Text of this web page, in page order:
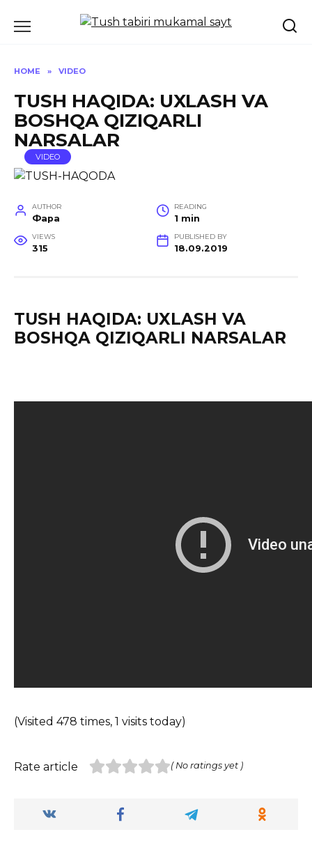
HOME » VIDEO
TUSH HAQIDA: UXLASH VA
BOSHQA QIZIQARLI
NARSALAR
VIDEO
AUTHOR
Фара
READING
1 min
VIEWS
315
PUBLISHED BY
18.09.2019
TUSH HAQIDA: UXLASH VA
BOSHQA QIZIQARLI NARSALAR
(Visited 478 times, 1 visits today)
Rate article ( No ratings yet )